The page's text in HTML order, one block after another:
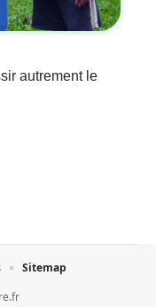
autrement le
Sitemap